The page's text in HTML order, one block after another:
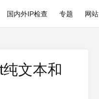
国内外IP检查 专题 网站
文本和